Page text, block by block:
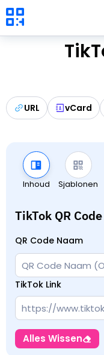
URL vCard
Inhoud Sjablonen
TikTok QR
QR Code Naam
TikTok Link
Alles Wissen